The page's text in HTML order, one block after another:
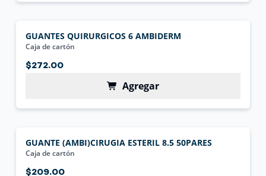
GUANTES QUIRURGICOS 6 AMBIDERM
Caja de cartón
$272.00
Agregar
GUANTE (AMBI)CIRUGIA ESTERIL 8.5 50PARES
Caja de cartón
$209.00